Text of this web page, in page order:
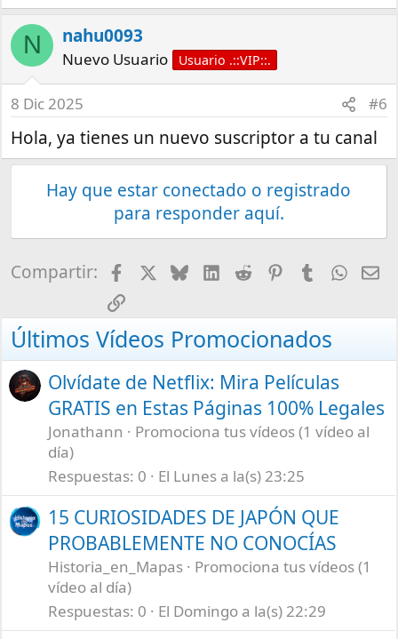
N nahu0093
Nuevo Usuario Usuario .::VIP::.
8 Dic 2025 #6
Hola, ya tienes un nuevo suscriptor a tu canal
Hay que estar conectado o registrado
para responder aquí.
Compartir: FacebookBlueskyLinkedInRedditPinterestTumblr
Enlace
Últimos Vídeos Promocionados
Olvídate de Netflix: Mira Películas
GRATIS en Estas Páginas 100% Legales
Jonathann
Promociona tus vídeos (1 vídeo al
día)
Respuestas 0 El Lunes a la(s) 23:25
15 CURIOSIDADES DE JAPÓN QUE
PROBABLEMENTE NO CONOCÍAS
Historia_en_Mapas
Promociona tus vídeos (1
vídeo al día)
Respuestas 0 El Domingo a la(s) 22:29